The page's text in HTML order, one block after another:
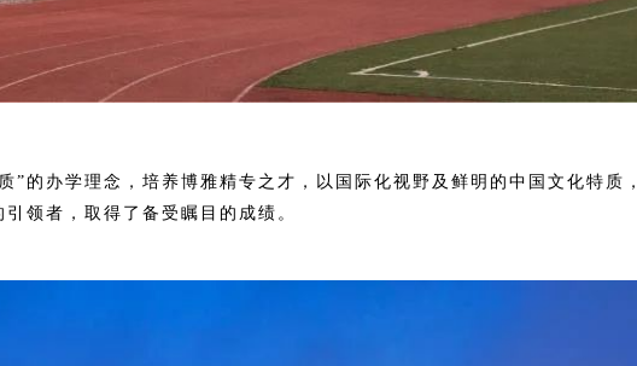
”的办学理念，培养博雅精专之才，以国际化视野及鲜明的中国文化特质，
领者，取得了备受瞩目的成绩。